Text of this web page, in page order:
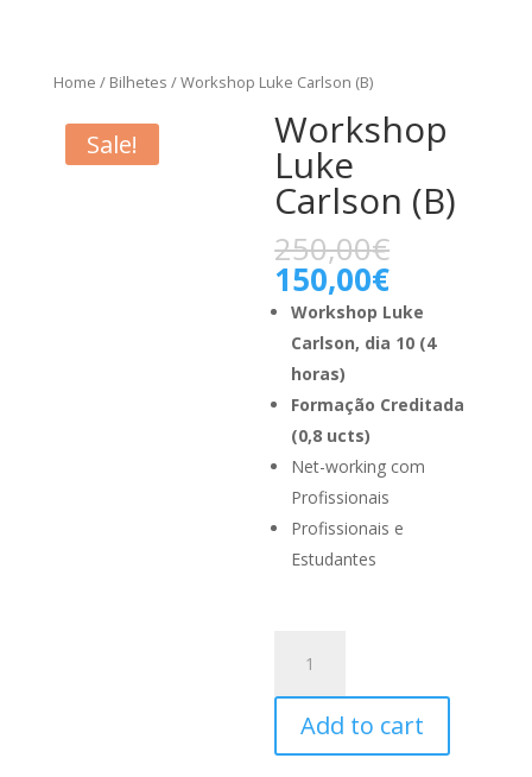
Home / Bilhetes / Workshop Luke Carlson (B)
Sale! Workshop
Luke
Carlson (B)
250,00€
150,00€
Workshop Luke
Carlson, dia 10 (4
horas)
Formação Creditada
(0,8 ucts)
Net-working com
Profissionais
Profissionais e
Estudantes
Luke
Carlson
quantity
Add to cart